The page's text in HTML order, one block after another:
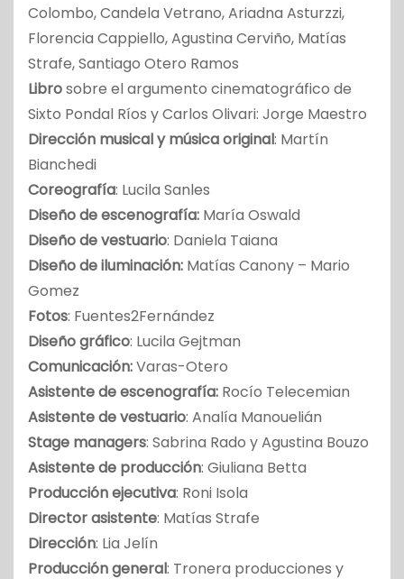
Colombo, Candela Vetrano, Ariadna Asturzzi,
Florencia Cappiello, Agustina Cerviño, Matías
Strafe, Santiago Otero Ramos
Librosobre el argumento cinematográfico de
Sixto Pondal Ríos y Carlos Olivari: Jorge Maestro
Dirección musical y música original: Martín
Bianchedi
Coreografía: Lucila Sanles
Diseño de escenografía: María Oswald
Diseño de vestuario: Daniela Taiana
Diseño de iluminación: Matías Canony – Mario
Gomez
Fotos: Fuentes2Fernández
Diseño gráfico: Lucila Gejtman
Comunicación:Varas-Otero
Asistente de escenografía: Rocío Telecemian
Asistente de vestuario: Analía Manouelián
Stage managers: Sabrina Rado y Agustina Bouzo
Asistente de producción: Giuliana Betta
Producción ejecutiva: Roni Isola
Director asistente: Matías Strafe
Dirección: Lia Jelín
Producción general: Tronera producciones y